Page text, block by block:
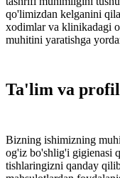
qo'limizdan kelganini
xodimlar va klinikadagi
muhitini yaratishga
Ta'lim va
Bizning ishimizning
og'iz bo'shlig'i gigienasi
tishlaringizni qanday